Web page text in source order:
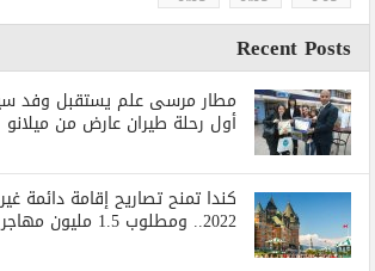
Recent Posts
مطار مرسى علم يستقبل وفد
أول رحلة طيران عارض من ميلانو
كندا تمنح تصاريح إقامة دائمة
2022.. ومطلوب 1.5 مليون مهاجر حتى 2025